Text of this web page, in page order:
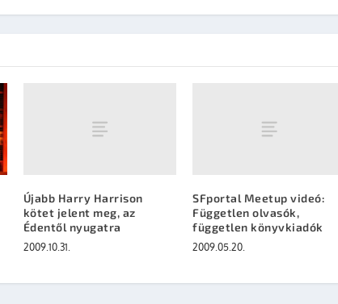
Újabb Harry Harrison
kötet jelent meg, az
Édentől nyugatra
2009.10.31.
SFportal Meetup videó:
Független olvasók,
független könyvkiadók
2009.05.20.